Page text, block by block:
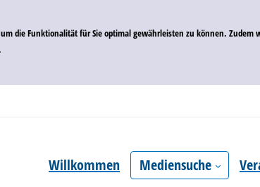
die Funktionalität für Sie optimal gewährleisten zu können. Zudem
Willkommen Mediensuche